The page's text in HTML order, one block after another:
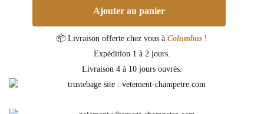
Ajouter au panier
📦 Livraison offerte chez vous à Columbus !
Expédition 1 à 2 jours.
Livraison 4 à 10 jours ouvrés.